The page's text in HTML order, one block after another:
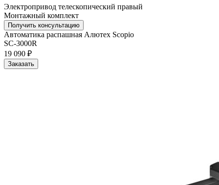
Электропривод телескопический правый
Монтажный комплект
Получить консультацию
Автоматика распашная Алютех Scopio
SC-3000R
19 090 ₽
Заказать